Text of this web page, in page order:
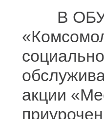
В
акции